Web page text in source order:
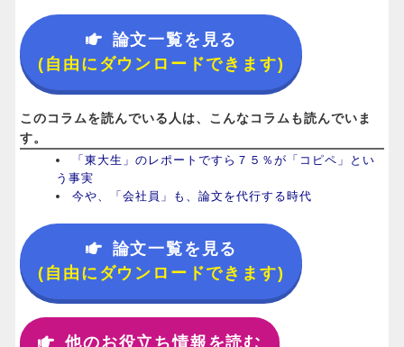
論文一覧を見る
(自由にダウンロードできます)
このコラムを読んでいる人は、こんなコラムも読んでいま
す。
「東大生」のレポートですら７５％が「コピペ」とい
う事実
今や、「会社員」も、論文を代行する時代
論文一覧を見る
(自由にダウンロードできます)
他のお役立ち情報を読む